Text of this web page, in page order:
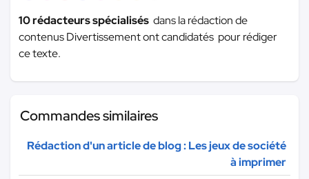
10 rédacteurs spécialisés dans la rédaction de
contenus Divertissement ont candidatés pour rédiger
ce texte.
Commandes similaires
Rédaction d'un article de blog : Les jeux de société
à imprimer